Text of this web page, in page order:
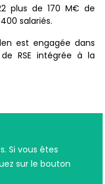
plus de 170 M€ de
salariés.
est engagée dans
RSE intégrée à la
Si vous êtes
sur le bouton